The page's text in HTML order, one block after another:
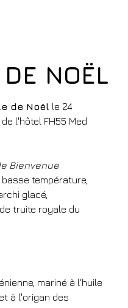
NOËL
de Noël le 24
l'hôtel FH55 Med
Bienvenue
température,
glacé,
truite royale du
mariné à l'huile
à l'origan des